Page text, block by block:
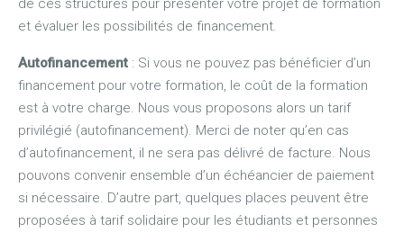
et évaluer les possibilités de financement.
Autofinancement : Si vous ne pouvez pas bénéficier d’un
financement pour votre formation, le coût de la formation
est à votre charge. Nous vous proposons alors un tarif
privilégié (autofinancement). Merci de noter qu’en cas
d’autofinancement, il ne sera pas délivré de facture. Nous
pouvons convenir ensemble d’un échéancier de paiement
si nécessaire. D’autre part, quelques places peuvent être
proposées à tarif solidaire pour les étudiants et personnes